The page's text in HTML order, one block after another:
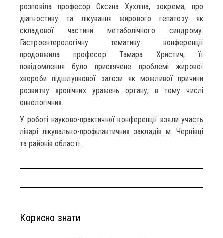
розповіла професор Оксана Хухліна, зокрема, про
діагностику та лікування жирового гепатозу як
складової частини метаболічного синдрому.
Гастроентерологічну тематику конференції
продовжила професор Тамара Христич, її
повідомлення було присвячене проблемі жирової
хвороби підшлункової залози як можливої причини
розвитку хронічних уражень органу, в тому числі
онкологічних.
У роботі науково-практичної конференції взяли участь
лікарі лікувально-профілактичних закладів м. Чернівці
та районів області.
Корисно знати